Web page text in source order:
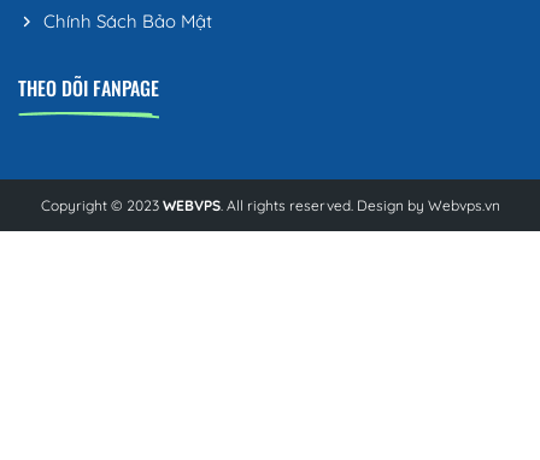
Chính Sách Bảo Mật
THEO DÕI FANPAGE
Copyright © 2023 WEBVPS. All rights reserved. Design by Webvps.vn